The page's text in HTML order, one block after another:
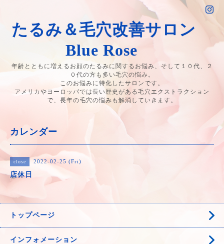
たるみ＆毛穴改善サロン
Blue Rose
年齢とともに増えるお顔のたるみに関するお悩み、そして１０代、２
０代の方も多い毛穴の悩み。
このお悩みに特化したサロンです。
アメリカやヨーロッパでは長い歴史がある毛穴エクストラクション
で、長年の毛穴の悩みも解消していきます。
カレンダー
close 2022-02-25 (Fri)
店休日
トップページ
インフォメーション